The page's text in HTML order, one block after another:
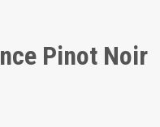
Pinot Noir